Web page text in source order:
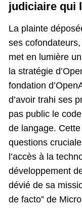
judiciaire qui
La plainte
ses
met en lumière
la stratégie
fondation
d’avoir trahi ses
pas public le
de langage.
questions
l’accès à la
développement
dévié de sa
de facto” de